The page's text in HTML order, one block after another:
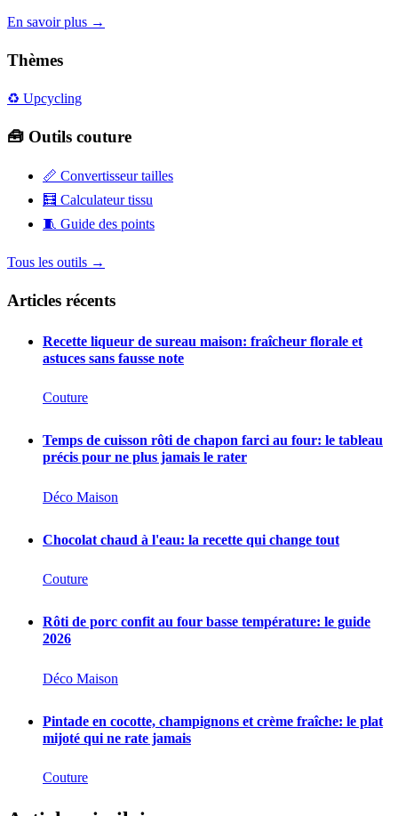
En savoir plus →
Thèmes
♻️ Upcycling
🧰 Outils couture
📏 Convertisseur tailles
🧮 Calculateur tissu
🧵 Guide des points
Tous les outils →
Articles récents
Recette liqueur de sureau maison: fraîcheur florale et
astuces sans fausse note
Couture
Temps de cuisson rôti de chapon farci au four: le tableau
précis pour ne plus jamais le rater
Déco Maison
Chocolat chaud à l'eau: la recette qui change tout
Couture
Rôti de porc confit au four basse température: le guide
2026
Déco Maison
Pintade en cocotte, champignons et crème fraîche: le plat
mijoté qui ne rate jamais
Couture